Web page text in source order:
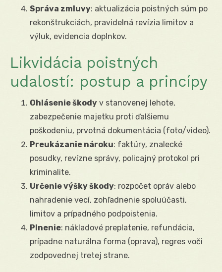
Správa zmluvy: aktualizácia poistných súm po
rekonštrukciách, pravidelná revízia limitov a
výluk, evidencia doplnkov.
Likvidácia poistných
udalostí: postup a princípy
Ohlásenie škody v stanovenej lehote,
zabezpečenie majetku proti ďalšiemu
poškodeniu, prvotná dokumentácia (foto/video).
Preukázanie nároku: faktúry, znalecké
posudky, revízne správy, policajný protokol pri
kriminalite.
Určenie výšky škody: rozpočet opráv alebo
nahradenie vecí, zohľadnenie spoluúčasti,
limitov a prípadného podpoistenia.
Plnenie: nákladové preplatenie, refundácia,
prípadne naturálna forma (oprava), regres voči
zodpovednej tretej strane.